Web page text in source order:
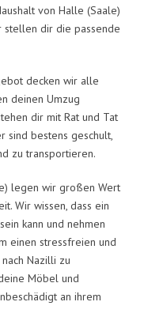
von Halle (Saale)
stellen dir die passende
decken wir alle
deinen Umzug
dir mit Rat und Tat
sind bestens geschult,
zu transportieren.
legen wir großen Wert
Wir wissen, dass ein
kann und nehmen
einen stressfreien und
Nazilli zu
Möbel und
an ihrem